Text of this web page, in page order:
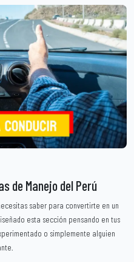
de Manejo del Perú
saber para convertirte en un
esta sección pensando en tus
o simplemente alguien